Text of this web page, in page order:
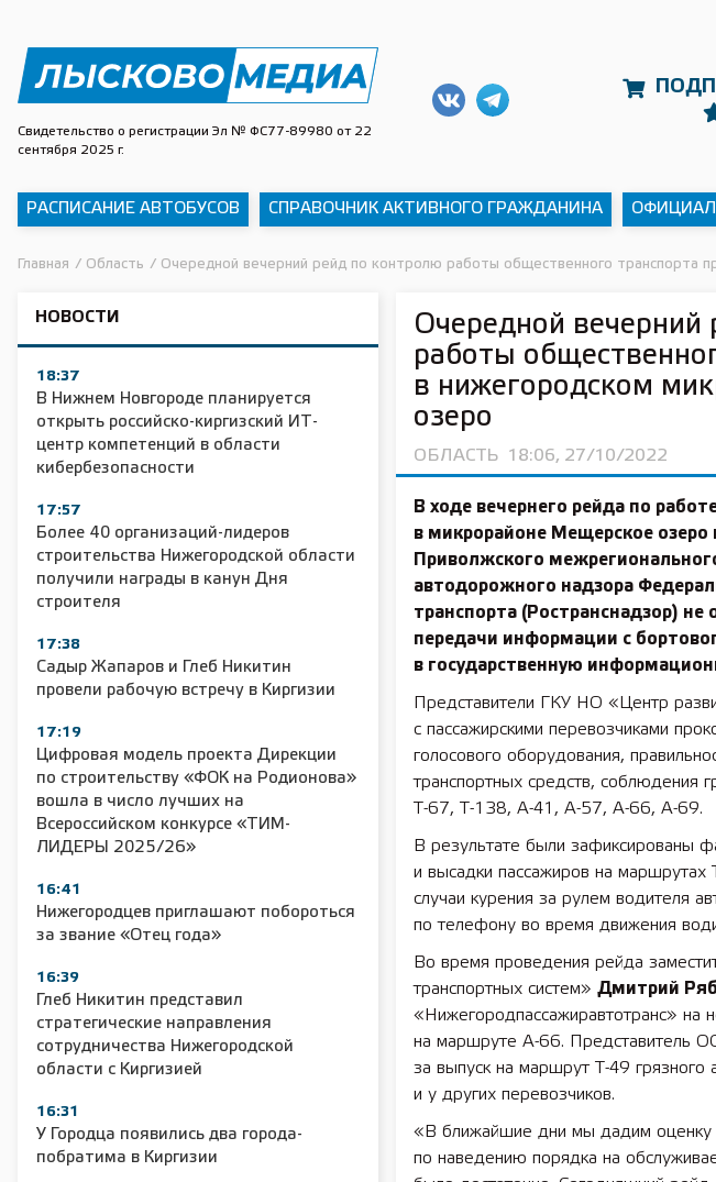
Свидетельство о регистрации Эл № ФС77-89980 от 22
сентября 2025 г.
РАСПИСАНИЕ АВТОБУСОВ СПРАВОЧНИК АКТИВНОГО ГРАЖДАНИНА
Главная / Область / Очередной вечерний рейд по контролю работы общественного транспорта
НОВОСТИ
18:37
В Нижнем Новгороде планируется
открыть российско-киргизский ИТ-
центр компетенций в области
кибербезопасности
17:57
Более 40 организаций-лидеров
строительства Нижегородской области
получили награды в канун Дня
строителя
17:38
Садыр Жапаров и Глеб Никитин
провели рабочую встречу в Киргизии
17:19
Цифровая модель проекта Дирекции
по строительству «ФОК на Родионова»
вошла в число лучших на
Всероссийском конкурсе «ТИМ-
ЛИДЕРЫ 2025/26»
16:41
Нижегородцев приглашают побороться
за звание «Отец года»
16:39
Глеб Никитин представил
стратегические направления
сотрудничества Нижегородской
области с Киргизией
16:31
У Городца появились два города-
побратима в Киргизии
Очередной вечерний
работы
в нижегородском
озеро
ОБЛАСТЬ 18:06, 27/10/2022
В ходе вечернего рейда по
в микрорайоне Мещерское
Приволжского
автодорожного надзора
транспорта (Ространснадзор) не
передачи информации с
в государственную
Представители ГКУ НО «Центр
с пассажирскими перевозчиками
голосового оборудования,
транспортных средств, соблюдения
Т-67, Т-138, А-41, А-57, А-66, А-69.
В результате были зафиксированы
и высадки пассажиров на
случаи курения за рулем водителя
по телефону во время движения
Во время проведения рейда
транспортных систем» Дмитрий
«Нижегородпассажиравтотранс» на
на маршруте А-66. Представитель
за выпуск на маршрут Т-49 грязного
и у других перевозчиков.
«В ближайшие дни мы дадим оценку
по наведению порядка на
11 01 Сельское хозяйство 2025 2025 11 01 55 лет СОШ №2